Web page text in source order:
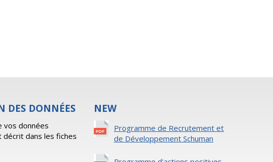
DES DONNÉES
vos données
dans les fiches
NEW
Programme de Recrutement et
de Développement Schuman